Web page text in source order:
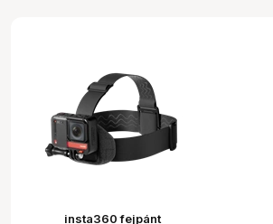
insta360 fejpánt